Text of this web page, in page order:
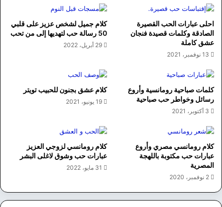
احلى عبارات الحب القصيرة
الصادقة وكلمات قصيدة فنجان
عشق كاملة
13 نوفمبر، 2021
كلام جميل لشخص عزيز على قلبي
50 رسالة حب لتهديها إلى من تحب
29 أبريل، 2022
كلمات صباحية رومانسية وأروع
رسائل وخواطر حب صباحية
3 أكتوبر، 2021
كلام عشق بجنون للحبيب تويتر
19 يونيو، 2021
كلام رومانسي مصري وأروع
عبارات حب مكتوبة باللهجة
المصرية
2 نوفمبر، 2020
كلام رومانسي لزوجي العزيز
عبارات حب وشوق لاغلى البشر
31 مايو، 2022